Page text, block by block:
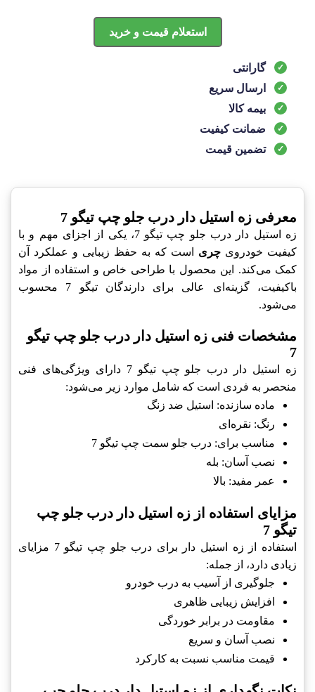
استعلام قیمت و خرید
گارانتی
ارسال سریع
بیمه کالا
ضمانت کیفیت
تضمین قیمت
معرفی زه استیل دار درب جلو چپ تیگو 7
زه استیل دار درب جلو چپ تیگو 7، یکی از اجزای مهم و با
کیفیت خودروی چری است که به حفظ زیبایی و عملکرد آن
کمک می‌کند. این محصول با طراحی خاص و استفاده از مواد
باکیفیت، گزینه‌ای عالی برای دارندگان تیگو 7 محسوب
می‌شود.
مشخصات فنی زه استیل دار درب جلو چپ تیگو
7
زه استیل دار درب جلو چپ تیگو 7 دارای ویژگی‌های فنی
منحصر به فردی است که شامل موارد زیر می‌شود:
ماده سازنده: استیل ضد زنگ
رنگ: نقره‌ای
مناسب برای: درب جلو سمت چپ تیگو 7
نصب آسان: بله
عمر مفید: بالا
مزایای استفاده از زه استیل دار درب جلو چپ
تیگو 7
استفاده از زه استیل دار برای درب جلو چپ تیگو 7 مزایای
زیادی دارد، از جمله:
جلوگیری از آسیب به درب خودرو
افزایش زیبایی ظاهری
مقاومت در برابر خوردگی
نصب آسان و سریع
قیمت مناسب نسبت به کارکرد